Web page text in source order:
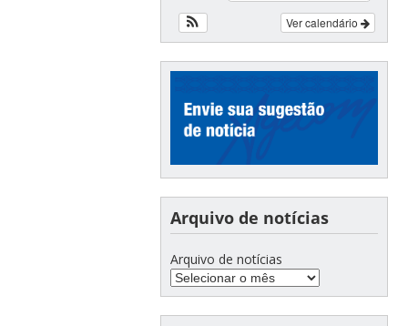
Ver calendário
Arquivo de notícias
Arquivo de notícias